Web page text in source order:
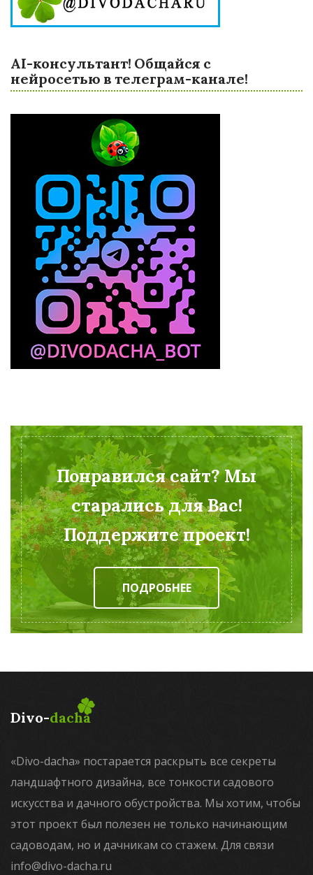
AI-консультант! Общайся с
нейросетью в телеграм-канале!
Понравился сайт? Мы
старались для Вас!
Поддержите проект!
ПОДРОБНЕЕ
Divo-dacha
«Divo-dacha» постарается раскрыть все секреты
ландшафтного дизайна, все тонкости садового
искусства и дачного обустройства. Мы хотим, чтобы
этот проект был полезен не только начинающим
садоводам, но и дачникам со стажем. Для связи
info@divo-dacha.ru